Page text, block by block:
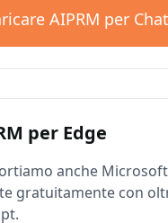
AIPRM per
per Edge
anche Microsoft
gratuitamente con